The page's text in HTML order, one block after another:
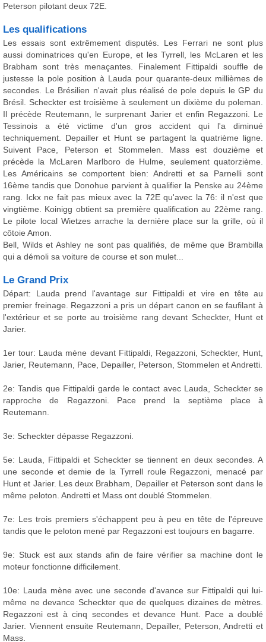
Peterson pilotant deux 72E.
Les qualifications
Les essais sont extrêmement disputés. Les Ferrari ne sont plus
aussi dominatrices qu'en Europe, et les Tyrrell, les McLaren et les
Brabham sont très menaçantes. Finalement Fittipaldi souffle de
justesse la pole position à Lauda pour quarante-deux millièmes de
secondes. Le Brésilien n'avait plus réalisé de pole depuis le GP du
Brésil. Scheckter est troisième à seulement un dixième du poleman.
Il précède Reutemann, le surprenant Jarier et enfin Regazzoni. Le
Tessinois a été victime d'un gros accident qui l'a diminué
techniquement. Depailler et Hunt se partagent la quatrième ligne.
Suivent Pace, Peterson et Stommelen. Mass est douzième et
précède la McLaren Marlboro de Hulme, seulement quatorzième.
Les Américains se comportent bien: Andretti et sa Parnelli sont
16ème tandis que Donohue parvient à qualifier la Penske au 24ème
rang. Ickx ne fait pas mieux avec la 72E qu'avec la 76: il n'est que
vingtième. Koinigg obtient sa première qualification au 22ème rang.
Le pilote local Wietzes arrache la dernière place sur la grille, où il
côtoie Amon.
Bell, Wilds et Ashley ne sont pas qualifiés, de même que Brambilla
qui a démoli sa voiture de course et son mulet...
Le Grand Prix
Départ: Lauda prend l'avantage sur Fittipaldi et vire en tête au
premier freinage. Regazzoni a pris un départ canon en se faufilant à
l'extérieur et se porte au troisième rang devant Scheckter, Hunt et
Jarier.
1er tour: Lauda mène devant Fittipaldi, Regazzoni, Scheckter, Hunt,
Jarier, Reutemann, Pace, Depailler, Peterson, Stommelen et Andretti.
2e: Tandis que Fittipaldi garde le contact avec Lauda, Scheckter se
rapproche de Regazzoni. Pace prend la septième place à
Reutemann.
3e: Scheckter dépasse Regazzoni.
5e: Lauda, Fittipaldi et Scheckter se tiennent en deux secondes. A
une seconde et demie de la Tyrrell roule Regazzoni, menacé par
Hunt et Jarier. Les deux Brabham, Depailler et Peterson sont dans le
même peloton. Andretti et Mass ont doublé Stommelen.
7e: Les trois premiers s'échappent peu à peu en tête de l'épreuve
tandis que le peloton mené par Regazzoni est toujours en bagarre.
9e: Stuck est aux stands afin de faire vérifier sa machine dont le
moteur fonctionne difficilement.
10e: Lauda mène avec une seconde d'avance sur Fittipaldi qui lui-
même ne devance Scheckter que de quelques dizaines de mètres.
Regazzoni est à cinq secondes et devance Hunt. Pace a doublé
Jarier. Viennent ensuite Reutemann, Depailler, Peterson, Andretti et
Mass.